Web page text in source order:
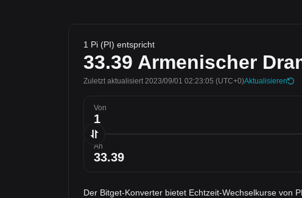
1 Pi (PI) entspricht
33.39 Armenischer
Zuletzt aktualisiert 2023/09/01 02:23:05 (UTC+0)Aktualisieren
Von
An
Der Bitget-Konverter bietet Echtzeit-Wechselkurse von